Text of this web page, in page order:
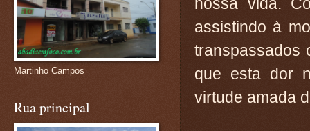
assistindo à
transpassados
que esta dor
virtude amada
Martinho Campos
Rua principal